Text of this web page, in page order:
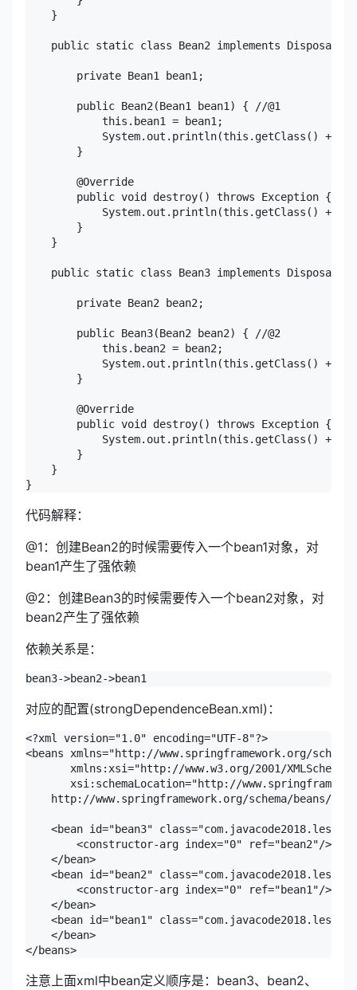
}
public static class Bean2 implements
private Bean1 bean1;
public Bean2(Bean1 bean1) { //@1
this.bean1 = bean1;
System.out.println(this.getClass() + "
}
@Override
public void destroy() throws Exception {
System.out.println(this.getClass() + "
}
}
public static class Bean3 implements
private Bean2 bean2;
public Bean3(Bean2 bean2) { //@2
this.bean2 = bean2;
System.out.println(this.getClass() + "
}
@Override
public void destroy() throws Exception {
System.out.println(this.getClass() + "
}
}
代码解释：
@1：创建Bean2的时候需要传入一个bean1对象，对
bean1产生了强依赖
@2：创建Bean3的时候需要传入一个bean2对象，对
bean2产生了强依赖
依赖关系是：
对应的配置(strongDependenceBean.xml)：
<?xml version="1.0" encoding="UTF-8"?>
<beans xmlns="http://www.springframework.org/
xmlns:xsi="http://www.w3.org/2001/XMLSchema-
xsi:schemaLocation="http://
http://www.springframework.org/schema/beans/
<bean id="bean3"
<constructor-arg index="0" ref="bean2"/> //
</bean>
<bean id="bean2"
<constructor-arg index="0" ref="bean1"/> //
</bean>
<bean id="bean1"
</bean>
注意上面xml中bean定义顺序是：bean3、bean2、